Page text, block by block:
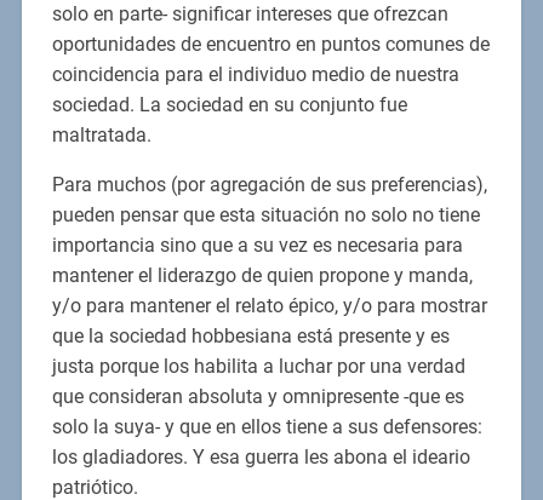
solo en parte- significar intereses que ofrezcan
oportunidades de encuentro en puntos comunes de
coincidencia para el individuo medio de nuestra
sociedad. La sociedad en su conjunto fue
maltratada.
Para muchos (por agregación de sus preferencias),
pueden pensar que esta situación no solo no tiene
importancia sino que a su vez es necesaria para
mantener el liderazgo de quien propone y manda,
y/o para mantener el relato épico, y/o para mostrar
que la sociedad hobbesiana está presente y es
justa porque los habilita a luchar por una verdad
que consideran absoluta y omnipresente -que es
solo la suya- y que en ellos tiene a sus defensores:
los gladiadores. Y esa guerra les abona el ideario
patriótico.